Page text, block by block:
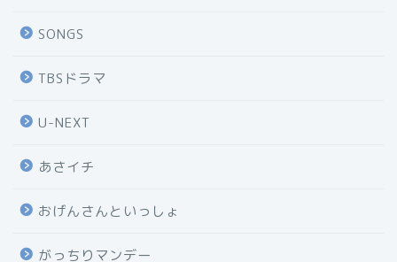
SONGS
TBSドラマ
U-NEXT
あさイチ
おげんさんといっしょ
がっちりマンデー